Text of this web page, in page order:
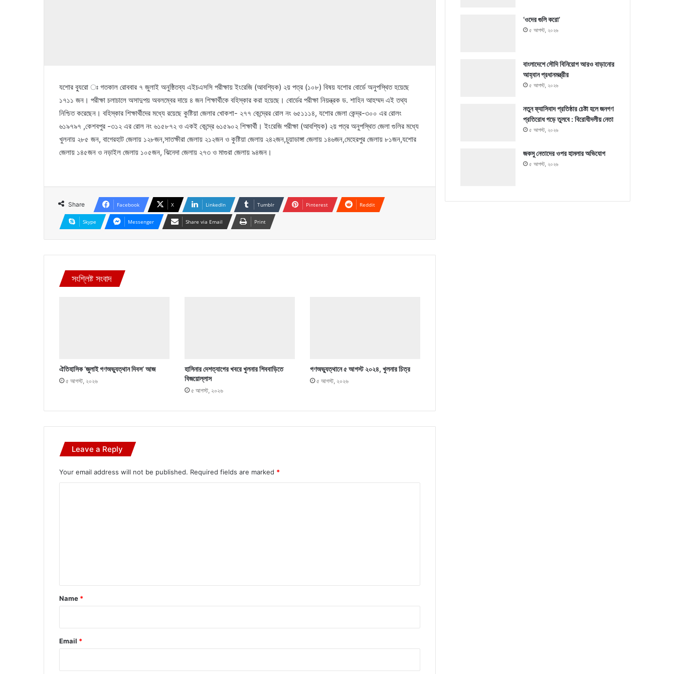
যশোর ব্যুরো ঃ গতকাল রোববার ৭ জুলাই অনুষ্ঠিতব্য এইচএসসি পরীক্ষায় ইংরেজি (আবশ্যিক) ২য় পত্র (১০৮) বিষয় যশোর বোর্ডে অনুপস্থিত হয়েছে
১৭১১ জন। পরীক্ষা চলাচালে অসাদুপয় অবলম্বের দায়ে ৪ জন শিক্ষার্থীকে বহিস্কার করা হয়েছে। বোর্ডের পরীক্ষা নিয়ন্ত্রক ড. শাহিন আহম্মদ এই তথ্য
নিশ্চিত করেছেন। বহিস্কার শিক্ষার্থীদের মধ্যে রয়েছে কুষ্টিয়া জেলার খোকশা- ২৭৭ কেন্দ্রের রোল নং ৬৫১১১৪, যশোর জেলা কেন্দ্র-৩০০ এর রোলং
৬১৯৭৯৭ ,কেশবপুর -৩১২ এর রোল নং ৬১৫৮৭২ ও একই কেন্দ্রে ৬১৫৯০২ শিক্ষার্থী। ইংরেজি পরীক্ষা (আবশ্যিক) ২য় পত্র অনুপস্থিত জেলা গুলির মধ্যে
খুলনায় ২৮৫ জন, বাগেরহাট জেলায় ১২৮জন,সাতক্ষীরা জেলায় ২১২জন ও কুষ্টিয়া জেলায় ২৪২জন,চুয়াডাঙ্গা জেলায় ১৪৬জন,মেহেরপুর জেলায় ৮১জন,যশোর
জেলায় ১৪৫জন ও নড়াইল জেলায় ১০৫জন, ঝিনেদা জেলায় ২৭৩ ও মাগুরা জেলায় ৯৪জন।
Share Facebook X LinkedIn Tumblr Pinterest Reddit
Skype Messenger Share via Email Print
সংশ্লিষ্ট সংবাদ
ঐতিহাসিক ‘জুলাই গণঅভ্যুত্থান দিবস’ আজ
৫ আগস্ট, ২০২৬
হাসিনার দেশত্যাগের খবরে খুলনার শিববাড়িতে
বিজয়োল্লাস
৫ আগস্ট, ২০২৬
গণঅভ্যুত্থানে ৫ আগস্ট ২০২৪, খুলনার চিত্র
৫ আগস্ট, ২০২৬
Leave a Reply
Your email address will not be published. Required fields are marked *
*
Name *
Email *
‘ওদের গুলি করো’
৫ আগস্ট, ২০২৬
বাংলাদেশে সৌদি বিনিয়োগ আরও বাড়ানোর
আহ্বান প্রধানমন্ত্রীর
৫ আগস্ট, ২০২৬
নতুন ফ্যাসিবাদ প্রতিষ্ঠার চেষ্টা হলে জনগণ
প্রতিরোধ গড়ে তুলবে : বিরোধীদলীয় নেতা
৫ আগস্ট, ২০২৬
জকসু নেতাদের ওপর হামলার অভিযোগ
৫ আগস্ট, ২০২৬